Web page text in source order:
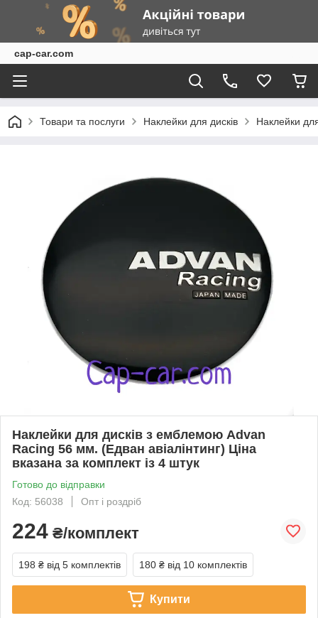
cap-car.com
Товари та послуги Наклейки для дисків Наклейки
Наклейки для дисків з емблемою Advan
Racing 56 мм. (Едван авіалінтинг) Ціна
вказана за комплект із 4 штук
Готово до відправки
Код: 56038
Опт і роздріб
224 ₴/комплект
198 ₴ від 5 комплектів 180 ₴ від 10 комплектів
Купити